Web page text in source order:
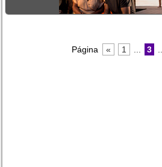
Página « 1 3